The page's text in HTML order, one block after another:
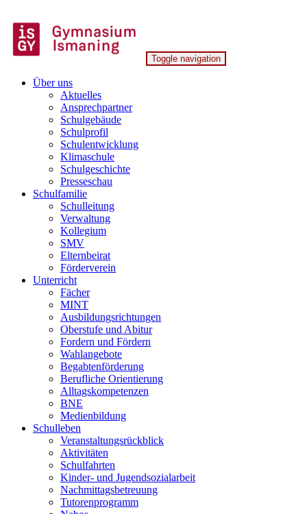
to
content
Gymnasium Ismaning
Toggle navigation
Über uns
Aktuelles
Ansprechpartner
Schulgebäude
Schulprofil
Schulentwicklung
Klimaschule
Schulgeschichte
Presseschau
Schulfamilie
Schulleitung
Verwaltung
Kollegium
SMV
Elternbeirat
Förderverein
Unterricht
Fächer
MINT
Ausbildungsrichtungen
Oberstufe und Abitur
Fordern und Fördern
Wahlangebote
Begabtenförderung
Berufliche Orientierung
Alltagskompetenzen
BNE
Medienbildung
Schulleben
Veranstaltungsrückblick
Aktivitäten
Schulfahrten
Kinder- und Jugendsozialarbeit
Nachmittagsbetreuung
Tutorenprogramm